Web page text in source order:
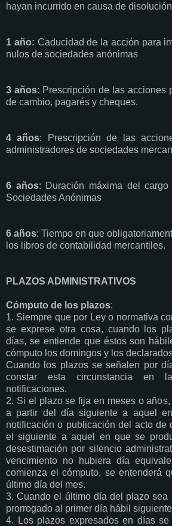
hayan incurrido en causa de
1 año: Caducidad de la acción para
nulos de sociedades anónimas
3 años: Prescripción de las acciones
de cambio, pagarés y cheques.
4 años: Prescripción de las
administradores de sociedades
6 años: Duración máxima del cargo
Sociedades Anónimas
6 años: Tiempo en que
los libros de contabilidad mercantiles.
PLAZOS ADMINISTRATIVOS
Cómputo de los plazos:
1. Siempre que por Ley o normativa
se exprese otra cosa, cuando los
días, se entiende que éstos son
cómputo los domingos y los
Cuando los plazos se señalen por
constar esta circunstancia en
notificaciones.
2. Si el plazo se fija en meses o
a partir del día siguiente a aquel
notificación o publicación del acto de
el siguiente a aquel en que se
desestimación por silencio
vencimiento no hubiera día
comienza el cómputo, se entenderá
último día del mes.
3. Cuando el último día del plazo sea
prorrogado al primer día hábil
4. Los plazos expresados en días se